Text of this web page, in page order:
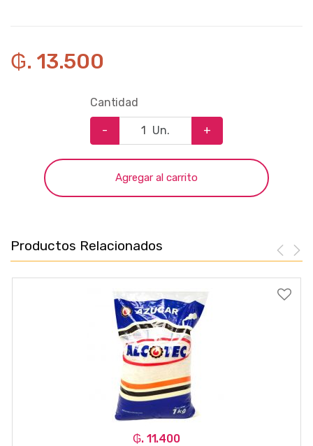
₲. 13.500
Cantidad
- Un. +
Agregar al carrito
Productos Relacionados
₲. 11.400